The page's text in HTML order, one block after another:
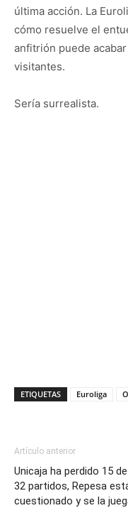
última acción. La
cómo resuelve el
anfitrión puede
visitantes.
Sería surrealista.
ETIQUETAS Euroliga
Artículo anterior
Unicaja ha perdido 15
32 partidos, Repesa
cuestionado y se la